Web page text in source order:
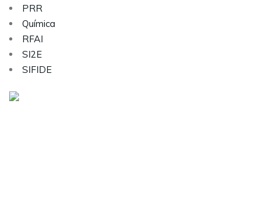
PRR
Química
RFAI
SI2E
SIFIDE